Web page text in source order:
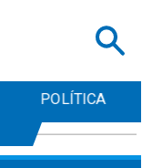
POLÍTICA